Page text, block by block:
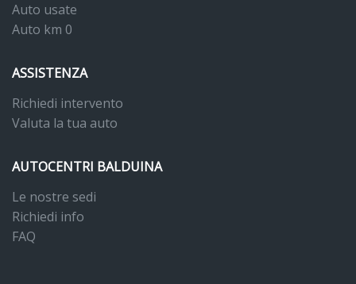
Auto usate
Auto km 0
ASSISTENZA
Richiedi intervento
Valuta la tua auto
AUTOCENTRI BALDUINA
Le nostre sedi
Richiedi info
FAQ